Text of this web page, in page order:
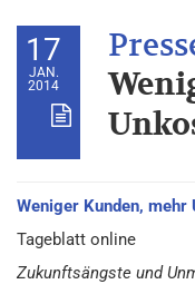
17
JAN.
2014
Weniger Kunden, mehr
Tageblatt online
Zukunftsängste und